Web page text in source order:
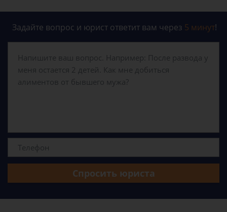
Задайте вопрос и юрист ответит вам через 5 минут!
Спросить юриста